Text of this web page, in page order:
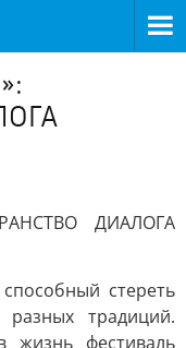
ДИАЛОГА
стереть
традиций.
фестиваль